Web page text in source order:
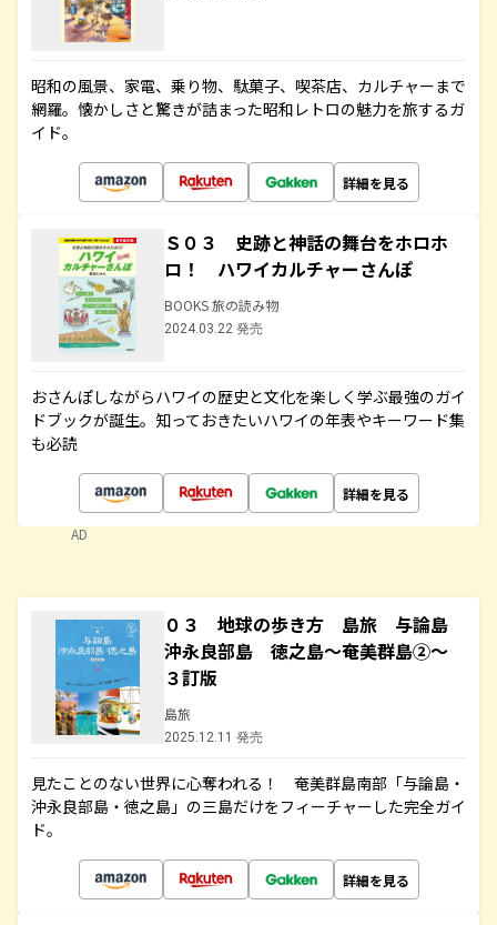
昭和の風景、家電、乗り物、駄菓子、喫茶店、カルチャーまで
網羅。懐かしさと驚きが詰まった昭和レトロの魅力を旅するガ
イド。
詳細を見る
Ｓ０３ 史跡と神話の舞台をホロホ
ロ！ ハワイカルチャーさんぽ
BOOKS 旅の読み物
2024.03.22 発売
おさんぽしながらハワイの歴史と文化を楽しく学ぶ最強のガイ
ドブックが誕生。知っておきたいハワイの年表やキーワード集
も必読
詳細を見る
AD
０３ 地球の歩き方 島旅 与論島
沖永良部島 徳之島～奄美群島②～
３訂版
島旅
2025.12.11 発売
見たことのない世界に心奪われる！ 奄美群島南部「与論島・
沖永良部島・徳之島」の三島だけをフィーチャーした完全ガイ
ド。
詳細を見る